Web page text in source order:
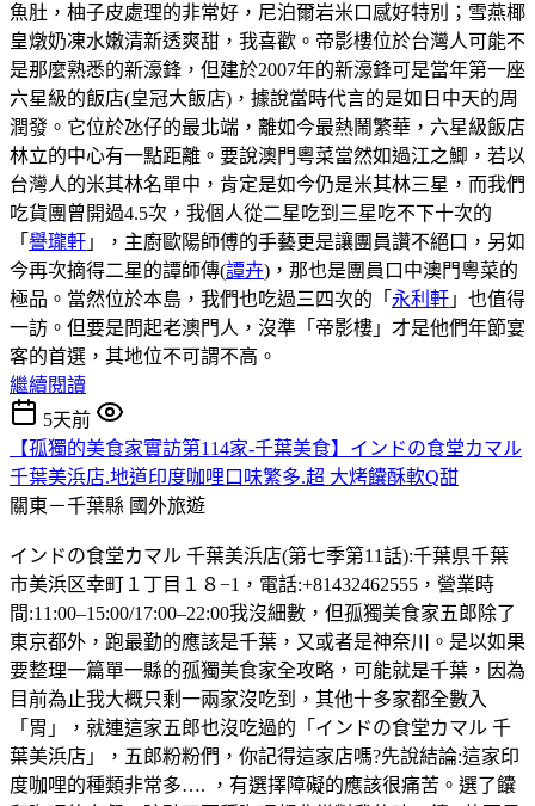
魚肚，柚子皮處理的非常好，尼泊爾岩米口感好特別；雪燕椰
皇燉奶凍水嫩清新透爽甜，我喜歡。帝影樓位於台灣人可能不
是那麼熟悉的新濠鋒，但建於2007年的新濠鋒可是當年第一座
六星級的飯店(皇冠大飯店)，據說當時代言的是如日中天的周
潤發。它位於氹仔的最北端，離如今最熱鬧繁華，六星級飯店
林立的中心有一點距離。要說澳門粵菜當然如過江之鯽，若以
台灣人的米其林名單中，肯定是如今仍是米其林三星，而我們
吃貨團曾開過4.5次，我個人從二星吃到三星吃不下十次的
「 譽瓏軒 」，主廚歐陽師傅的手藝更是讓團員讚不絕口，另如
今再次摘得二星的譚師傳(譚卉)，那也是團員口中澳門粵菜的
極品。當然位於本島，我們也吃過三四次的「 永利軒 」也值得
一訪。但要是問起老澳門人，沒準「帝影樓」才是他們年節宴
客的首選，其地位不可謂不高。
繼續閱讀
5天前
【孤獨的美食家實訪第114家-千葉美食】インドの食堂カマル
千葉美浜店.地道印度咖哩口味繁多.超 大烤饢酥軟Q甜
關東－千葉縣 國外旅遊
インドの食堂カマル 千葉美浜店(第七季第11話):千葉県千葉
市美浜区幸町１丁目１８−1，電話:+81432462555，營業時
間:11:00–15:00/17:00–22:00我沒細數，但孤獨美食家五郎除了
東京都外，跑最勤的應該是千葉，又或者是神奈川。是以如果
要整理一篇單一縣的孤獨美食家全攻略，可能就是千葉，因為
目前為止我大概只剩一兩家沒吃到，其他十多家都全數入
「胃」，就連這家五郎也沒吃過的「インドの食堂カマル 千
葉美浜店」，五郎粉粉們，你記得這家店嗎?先說結論:這家印
度咖哩的種類非常多…. ，有選擇障礙的應該很痛苦。選了饢